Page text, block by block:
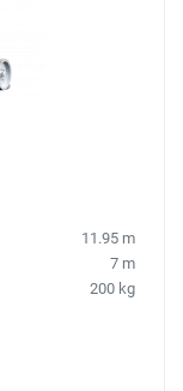
11.95 m
7 m
200 kg